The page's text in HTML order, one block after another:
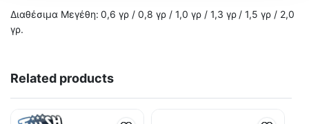
Διαθέσιμα Μεγέθη: 0,6 γρ / 0,8 γρ / 1,0 γρ / 1,3 γρ / 1,5 γρ / 2,0
γρ.
Related products